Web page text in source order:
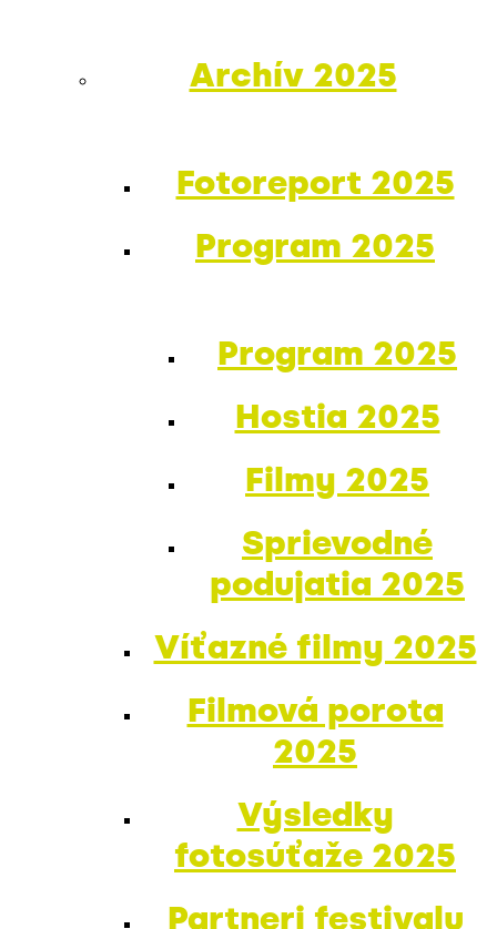
Archív 2025
Fotoreport 2025
Program 2025
Program 2025
Hostia 2025
Filmy 2025
Sprievodné
podujatia 2025
Víťazné filmy 2025
Filmová porota
2025
Výsledky
fotosúťaže 2025
Partneri festivalu